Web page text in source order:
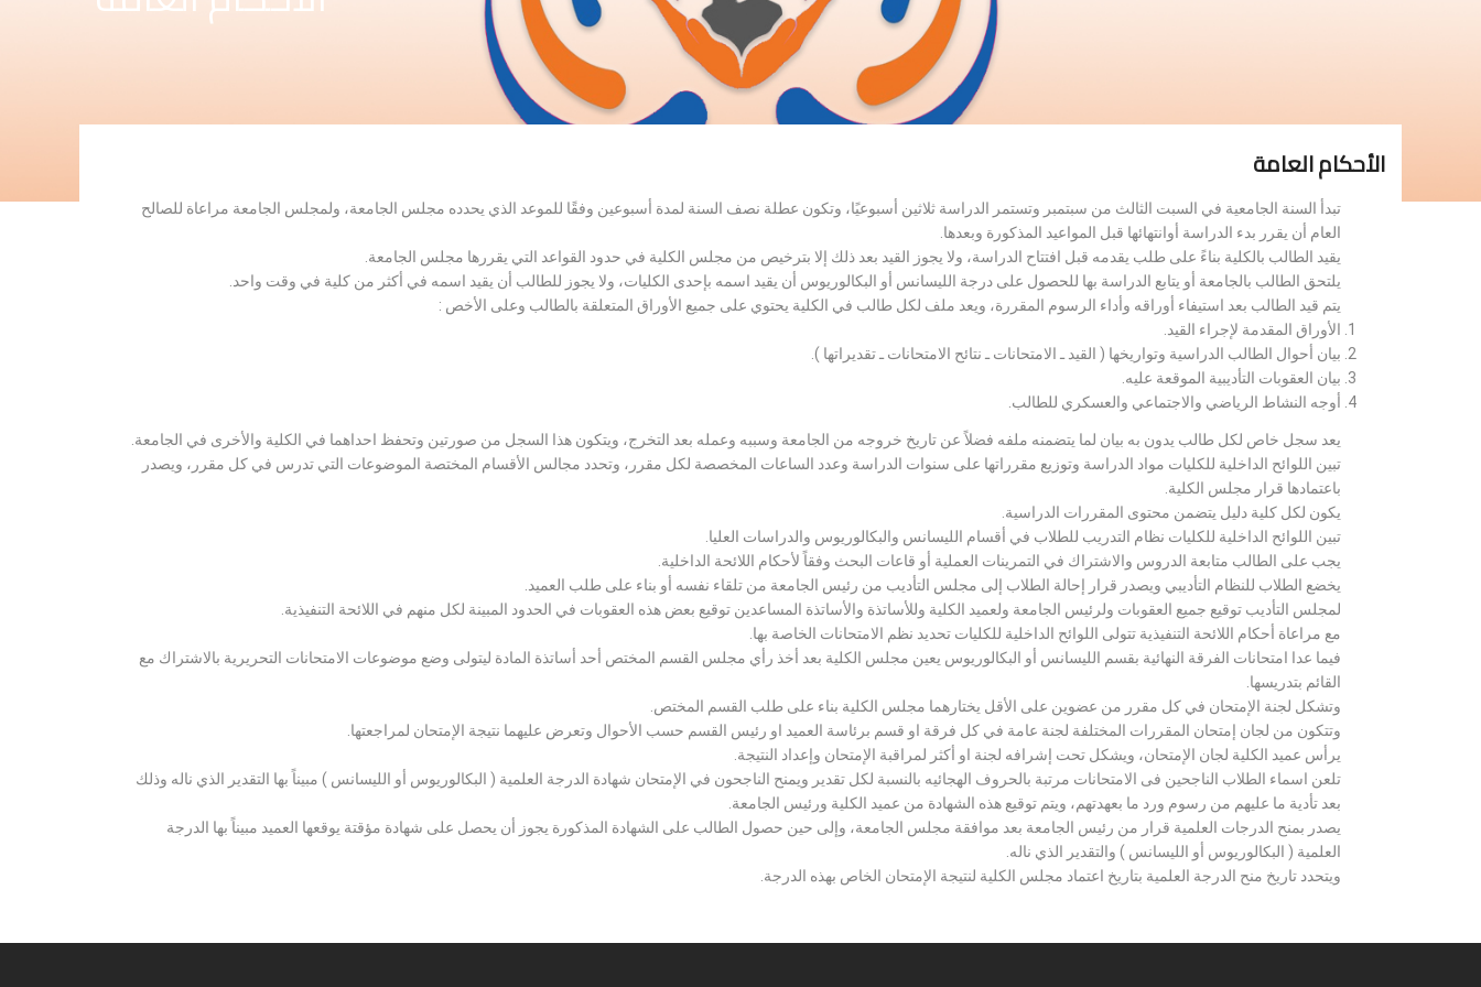
الأحكام العامة
تبدأ السنة الجامعية في السبت الثالث من سبتمبر وتستمر الدراسة ثلاثين أسبوعيًا، وتكون عطلة نصف السنة لمدة أسبوعين وفقًا للموعد الذي يحدده مجلس الجامعة، ولمجلس الجامعة مراعاة للصالح
العام أن يقرر بدء الدراسة أوانتهائها قبل المواعيد المذكورة وبعدها.
يقيد الطالب بالكلية بناءً على طلب يقدمه قبل افتتاح الدراسة، ولا يجوز القيد بعد ذلك إلا بترخيص من مجلس الكلية في حدود القواعد التي يقررها مجلس الجامعة.
يلتحق الطالب بالجامعة أو يتابع الدراسة بها للحصول على درجة الليسانس أو البكالوريوس أن يقيد اسمه بإحدى الكليات، ولا يجوز للطالب أن يقيد اسمه في أكثر من كلية في وقت واحد.
يتم قيد الطالب بعد استيفاء أوراقه وأداء الرسوم المقررة، ويعد ملف لكل طالب في الكلية يحتوي على جميع الأوراق المتعلقة بالطالب وعلى الأخص :
الأوراق المقدمة لإجراء القيد.
بيان أحوال الطالب الدراسية وتواريخها ( القيد ـ الامتحانات ـ نتائح الامتحانات ـ تقديراتها ).
بيان العقوبات التأديبية الموقعة عليه.
أوجه النشاط الرياضي والاجتماعي والعسكري للطالب.
يعد سجل خاص لكل طالب يدون به بيان لما يتضمنه ملفه فضلاً عن تاريخ خروجه من الجامعة وسببه وعمله بعد التخرج، ويتكون هذا السجل من صورتين وتحفظ احداهما في الكلية والأخرى في الجامعة.
تبين اللوائح الداخلية للكليات مواد الدراسة وتوزيع مقرراتها على سنوات الدراسة وعدد الساعات المخصصة لكل مقرر، وتحدد مجالس الأقسام المختصة الموضوعات التي تدرس في كل مقرر، ويصدر
باعتمادها قرار مجلس الكلية.
يكون لكل كلية دليل يتضمن محتوى المقررات الدراسية.
تبين اللوائح الداخلية للكليات نظام التدريب للطلاب في أقسام الليسانس والبكالوريوس والدراسات العليا.
يجب على الطالب متابعة الدروس والاشتراك في التمرينات العملية أو قاعات البحث وفقاً لأحكام اللائحة الداخلية.
يخضع الطلاب للنظام التأديبي ويصدر قرار إحالة الطلاب إلى مجلس التأديب من رئيس الجامعة من تلقاء نفسه أو بناء على طلب العميد.
لمجلس التأديب توقيع جميع العقوبات ولرئيس الجامعة ولعميد الكلية وللأساتذة والأساتذة المساعدين توقيع بعض هذه العقوبات في الحدود المبينة لكل منهم في اللائحة التنفيذية.
مع مراعاة أحكام اللائحة التنفيذية تتولى اللوائح الداخلية للكليات تحديد نظم الامتحانات الخاصة بها.
فيما عدا امتحانات الفرقة النهائية بقسم الليسانس أو البكالوريوس يعين مجلس الكلية بعد أخذ رأي مجلس القسم المختص أحد أساتذة المادة ليتولى وضع موضوعات الامتحانات التحريرية بالاشتراك مع
القائم بتدريسها.
وتشكل لجنة الإمتحان في كل مقرر من عضوين على الأقل يختارهما مجلس الكلية بناء على طلب القسم المختص.
وتتكون من لجان إمتحان المقررات المختلفة لجنة عامة في كل فرقة او قسم برئاسة العميد او رئيس القسم حسب الأحوال وتعرض عليهما نتيجة الإمتحان لمراجعتها.
يرأس عميد الكلية لجان الإمتحان، ويشكل تحت إشرافه لجنة او أكثر لمراقبة الإمتحان وإعداد النتيجة.
تلعن اسماء الطلاب الناجحين فى الامتحانات مرتبة بالحروف الهجائيه بالنسبة لكل تقدير ويمنح الناجحون في الإمتحان شهادة الدرجة العلمية ( البكالوريوس أو الليسانس ) مبيناً بها التقدير الذي ناله وذلك
بعد تأدية ما عليهم من رسوم ورد ما بعهدتهم، ويتم توقيع هذه الشهادة من عميد الكلية ورئيس الجامعة.
يصدر بمنح الدرجات العلمية قرار من رئيس الجامعة بعد موافقة مجلس الجامعة، وإلى حين حصول الطالب على الشهادة المذكورة يجوز أن يحصل على شهادة مؤقتة يوقعها العميد مبيناً بها الدرجة
العلمية ( البكالوريوس أو الليسانس ) والتقدير الذي ناله.
ويتحدد تاريخ منح الدرجة العلمية بتاريخ اعتماد مجلس الكلية لنتيجة الإمتحان الخاص بهذه الدرجة.